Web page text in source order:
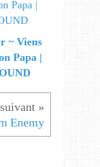
~ Viens
Papa |
Enemy